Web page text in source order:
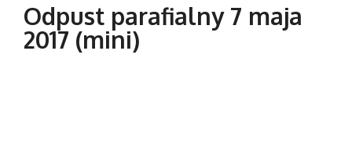
Odpust parafialny 7 maja
2017 (mini)